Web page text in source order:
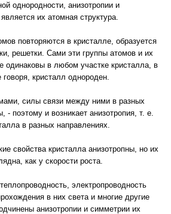
однородности, анизотропии и
их атомная структура.
повторяются в кристалле, образуется
решетки. Сами эти группы атомов и их
одинаковы в любом участке кристалла, в
кристалл однороден.
силы связи между ними в разных
- поэтому и возникает анизотропия, т. е.
в разных направлениях.
свойства кристалла анизотропны, но их
как у скорости роста.
электропроводность
в них света и многие другие
анизотропии и симметрии их